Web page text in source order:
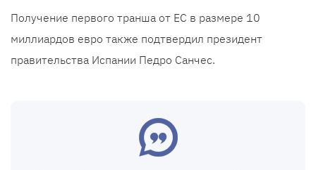
Получение первого транша от ЕС в размере 10
миллиардов евро также подтвердил президент
правительства Испании Педро Санчес.